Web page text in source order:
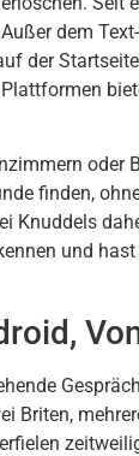
dem
der
oder
finden,
Knuddels
und
Briten,